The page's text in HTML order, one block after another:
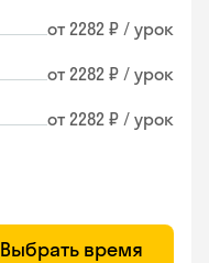
от 2282 ₽ / урок
от 2282 ₽ / урок
от 2282 ₽ / урок
Выбрать время